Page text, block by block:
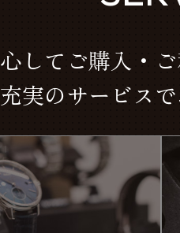
してご購入・
充実のサービス